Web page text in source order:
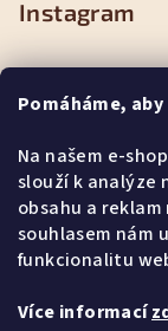
Pomáháme,
Na našem e-
slouží k analýze
obsahu a
souhlasem nám
funkcionalitu
Více informací
Instagram